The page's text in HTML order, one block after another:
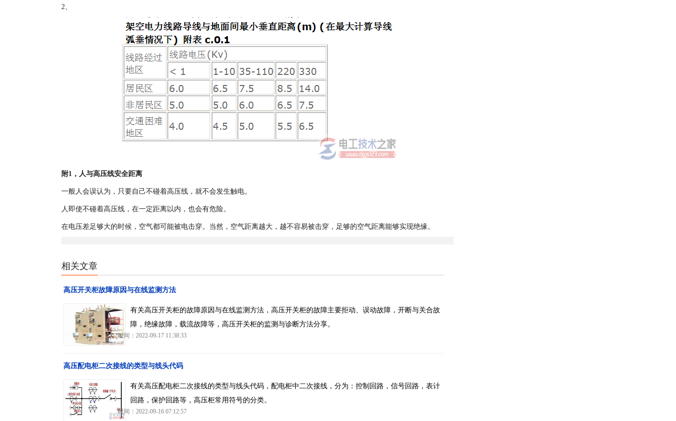
2、
附1，人与高压线安全距离
一般人会误认为，只要自己不碰着高压线，就不会发生触电。
人即使不碰着高压线，在一定距离以内，也会有危险。
在电压差足够大的时候，空气都可能被电击穿。当然，空气距离越大，越不容易被击穿，足够的空气距离能够实现绝缘。
相关文章
高压开关柜故障原因与在线监测方法
有关高压开关柜的故障原因与在线监测方法，高压开关柜的故障主要拒动、误动故障，开断与关合故
障，绝缘故障，载流故障等，高压开关柜的监测与诊断方法分享。
时间：2022-09-17 11:38:33
高压配电柜二次接线的类型与线头代码
有关高压配电柜二次接线的类型与线头代码，配电柜中二次接线，分为：控制回路，信号回路，表计
回路，保护回路等，高压柜常用符号的分类。
时间：2022-09-16 07:12:57